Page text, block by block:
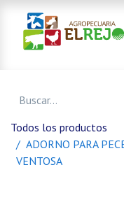
Todos los productos
ADORNO PARA
VENTOSA